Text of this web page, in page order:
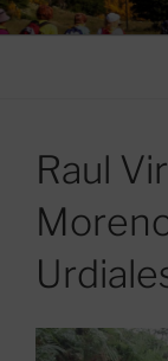
Saltar
al
Raul